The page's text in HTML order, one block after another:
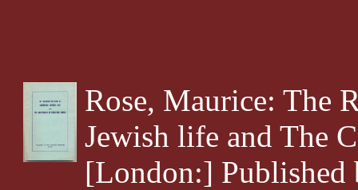
Rose, Maurice: The
Jewish life and The
[London:] Published